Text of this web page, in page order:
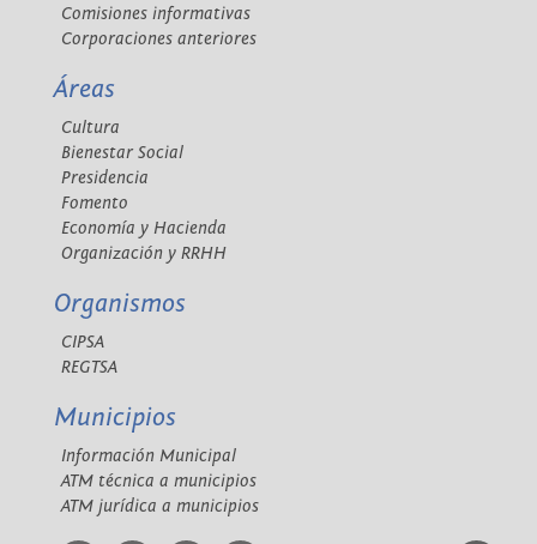
Comisiones informativas
Corporaciones anteriores
Áreas
Cultura
Bienestar Social
Presidencia
Fomento
Economía y Hacienda
Organización y RRHH
Organismos
CIPSA
REGTSA
Municipios
Información Municipal
ATM técnica a municipios
ATM jurídica a municipios